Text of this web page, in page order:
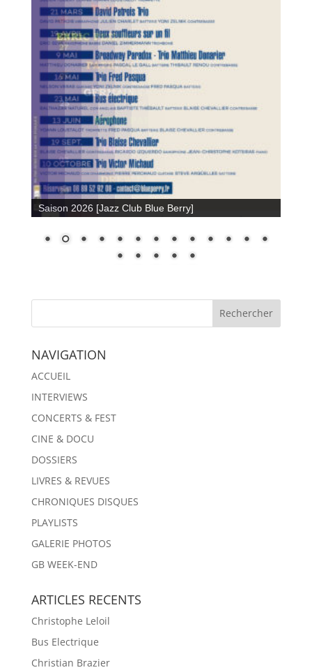
Saison 2026 [Jazz Club Blue Berry]
NAVIGATION
ACCUEIL
INTERVIEWS
CONCERTS & FEST
CINE & DOCU
DOSSIERS
LIVRES & REVUES
CHRONIQUES DISQUES
PLAYLISTS
GALERIE PHOTOS
GB WEEK-END
ARTICLES RECENTS
Christophe Leloil
Bus Electrique
Christian Brazier